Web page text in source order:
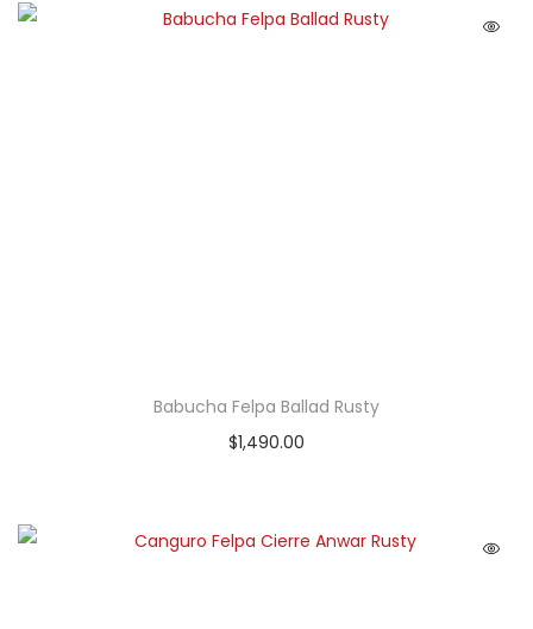
Babucha Felpa Ballad Rusty
$1,490.00